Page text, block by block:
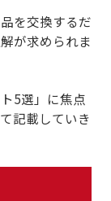
を交換するだ
が求められま
5選」 に焦点
記載していき